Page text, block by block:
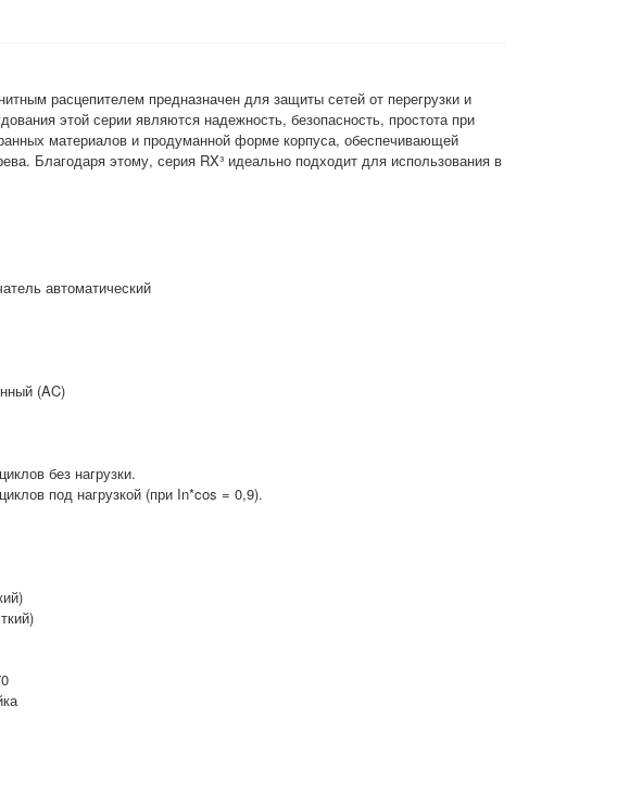
расцепителем предназначен для защиты сетей от перегрузки и
этой серии являются надежность, безопасность, простота при
материалов и продуманной форме корпуса, обеспечивающей
Благодаря этому, серия RX³ идеально подходит для использования в
автоматический
(AC)
без нагрузки.
под нагрузкой (при In*cos = 0,9).